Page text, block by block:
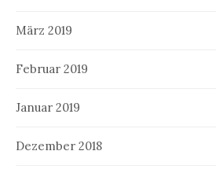
März 2019
Februar 2019
Januar 2019
Dezember 2018